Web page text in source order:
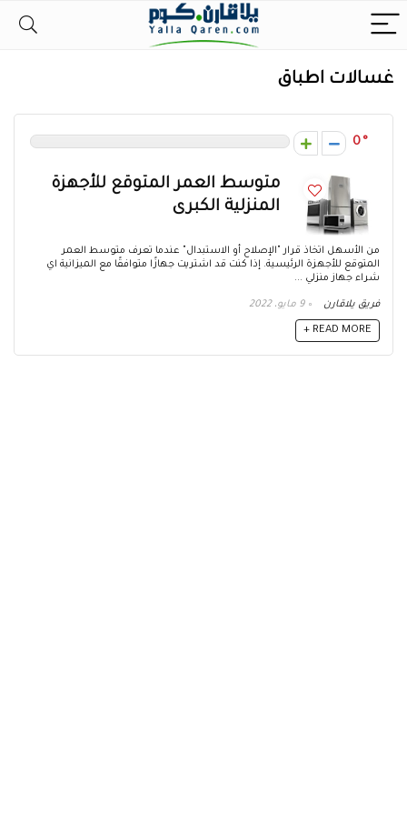
غسالات اطباق
0
متوسط العمر المتوقع للأجهزة
المنزلية الكبرى
من الأسهل اتخاذ قرار "الإصلاح أو الاستبدال" عندما تعرف متوسط العمر
المتوقع للأجهزة الرئيسية. إذا كنت قد اشتريت جهازًا متوافقًا مع الميزانية اي
شراء جهاز منزلي ...
فريق يلاقارن 9 مايو، 2022
READ MORE +